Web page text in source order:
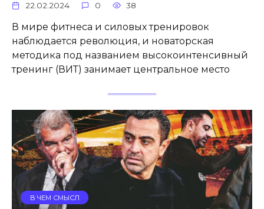
22.02.2024 0 38
В мире фитнеса и силовых тренировок
наблюдается революция, и новаторская
методика под названием высокоинтенсивный
тренинг (ВИТ) занимает центральное место
В ЧЕМ СМЫСЛ